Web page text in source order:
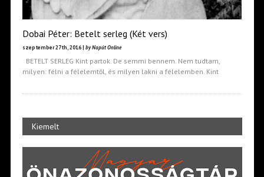
Dobai Péter: Betelt serleg (Két vers)
szeptember 27th, 2016 | by Napút Online
BETELT SERLEG Kint partok. De semmi bennem. Nem tudtam,
milyen: félni a félelemtől, és milyen lakni a félelemben. Kint
Kiemelt